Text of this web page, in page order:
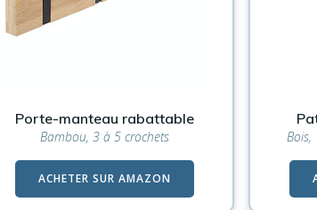
Porte-manteau rabattable
Bambou, 3 à 5 crochets
ACHETER SUR AMAZON
Bois,